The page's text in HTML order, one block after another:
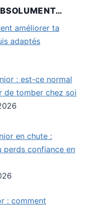
améliorer ta
adaptés
: est-ce normal
de tomber chez soi
en chute :
perds confiance en
: comment